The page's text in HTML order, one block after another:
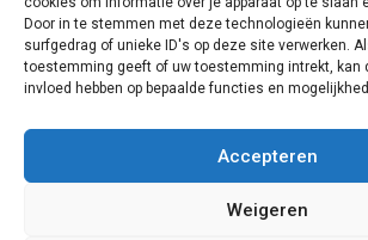
Door in te stemmen met deze technologieën
surfgedrag of unieke ID's op deze site verwerken.
toestemming geeft of uw toestemming intrekt, kan
invloed hebben op bepaalde functies en
Accepteren
Weigeren
Privacyverklaring